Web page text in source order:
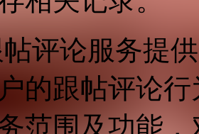
评论服务提
的跟帖评论
范围及功能